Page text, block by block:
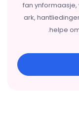
fan ynformaasje,
ark,
helpe